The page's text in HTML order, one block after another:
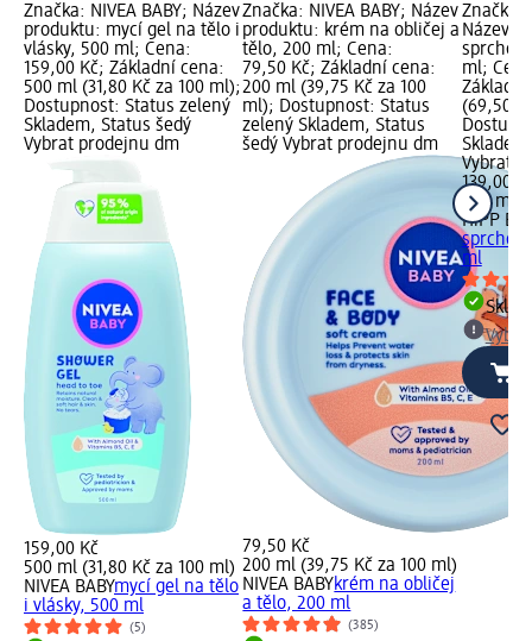
Značka: NIVEA BABY; Název
produktu: mycí gel na tělo i
vlásky, 500 ml; Cena:
159,00 Kč; Základní cena:
500 ml (31,80 Kč za 100 ml);
Dostupnost: Status zelený
Skladem, Status šedý
Vybrat prodejnu dm
159,00 Kč
500 ml (31,80 Kč za 100 ml)
NIVEA BABYmycí gel na tělo
i vlásky, 500 ml
(5)
Značka: NIVEA BABY; Název
produktu: krém na obličej a
tělo, 200 ml; Cena:
79,50 Kč; Základní cena:
200 ml (39,75 Kč za 100
ml); Dostupnost: Status
zelený Skladem, Status
šedý Vybrat prodejnu dm
79,50 Kč
200 ml (39,75 Kč za 100 ml)
NIVEA BABYkrém na obličej
a tělo, 200 ml
(385)
Značka:
Název
ml;
(69,50
Vybrat
139,00
200 ml
HiPP
ml